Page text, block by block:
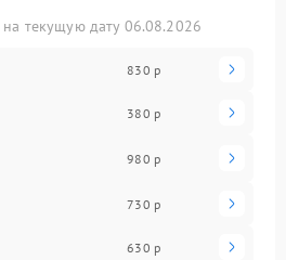
текущую дату 06.08.2026
830 р
380 р
980 р
730 р
630 р